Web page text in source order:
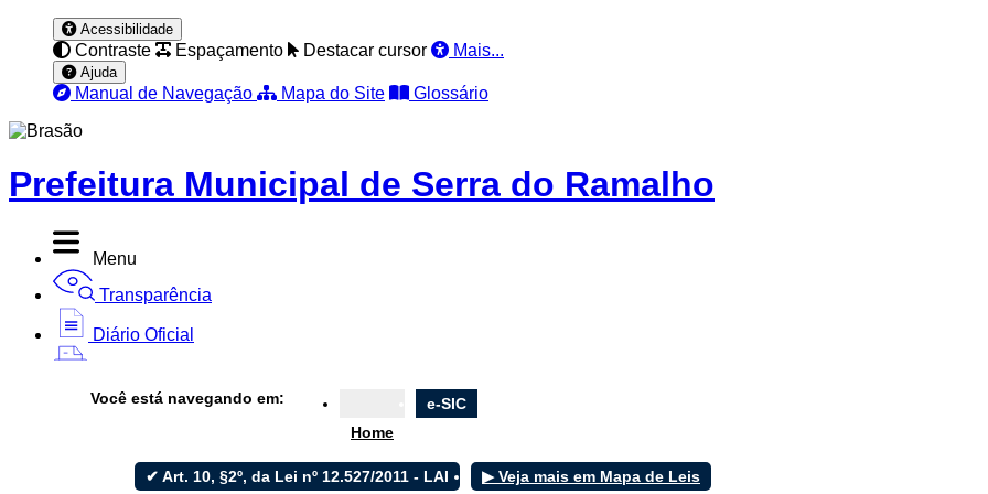
Acessibilidade
Contraste Espaçamento Destacar cursor Mais...
Ajuda
Manual de Navegação Mapa do Site Glossário
Prefeitura Municipal de Serra do Ramalho
Menu
Transparência
Diário Oficial
Você está navegando em:
Home
e-SIC
✔ Art. 10, §2º, da Lei nº 12.527/2011 - LAI ▶ Veja mais em Mapa de Leis